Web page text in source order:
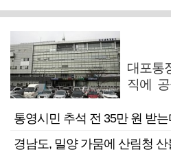
대포통
직에
통영시민 추석 전 35만 원 받는
경남도, 밀양 가뭄에 산림청